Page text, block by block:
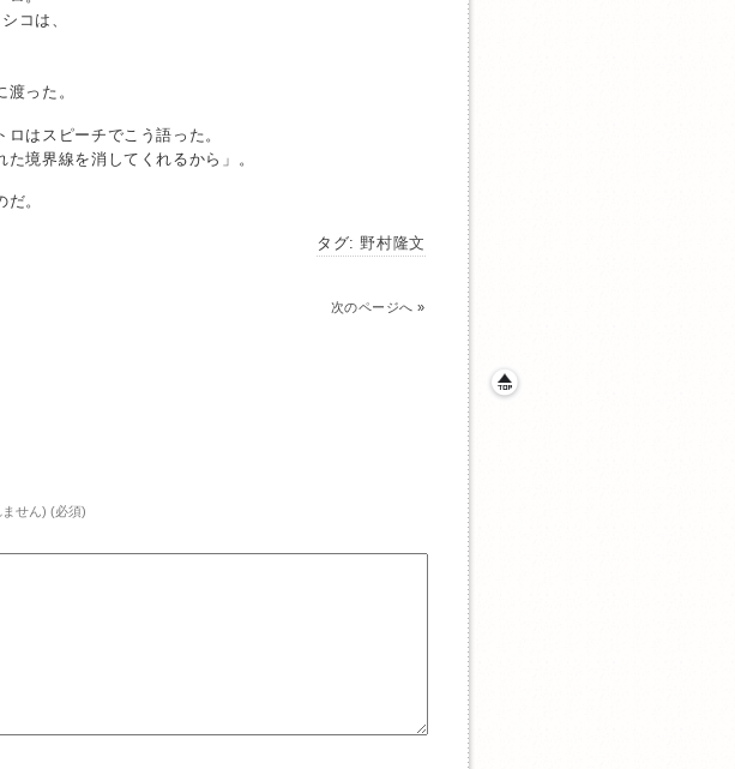
コは、
った。
はスピーチでこう語った。
境界線を消してくれるから」。
。
タグ: 野村隆文
次のページへ »
せん) (必須)